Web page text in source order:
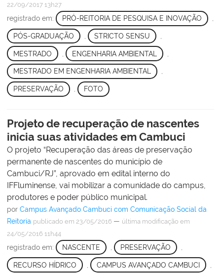
22/09/2017 13h27
registrado em: PRÓ-REITORIA DE PESQUISA E INOVAÇÃO ,
PÓS-GRADUAÇÃO STRICTO SENSU
MESTRADO ENGENHARIA AMBIENTAL
MESTRADO EM ENGENHARIA AMBIENTAL ,
PRESERVAÇÃO FOTO
Projeto de recuperação de nascentes
inicia suas atividades em Cambuci
O projeto “Recuperação das áreas de preservação
permanente de nascentes do município de
Cambuci/RJ”, aprovado em edital interno do
IFFluminense, vai mobilizar a comunidade do campus,
produtores e poder público municipal.
por Campus Avançado Cambuci com Comunicação Social da
Reitoria publicado em 23/05/2016 — última modificação em
24/05/2016 11h44
registrado em: NASCENTE PRESERVAÇÃO
RECURSO HÍDRICO CAMPUS AVANÇADO CAMBUCI